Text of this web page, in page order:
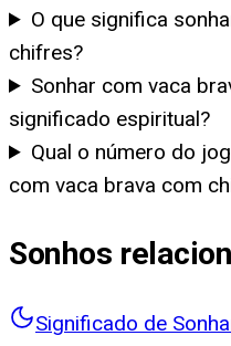
O que significa
chifres?
Sonhar com vaca
significado espiritual?
Qual o número do
com vaca brava com
Sonhos
Significado de